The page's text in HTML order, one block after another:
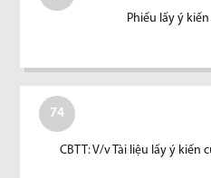
Phiếu lấy ý
74
CBTT: V/v Tài liệu lấy ý